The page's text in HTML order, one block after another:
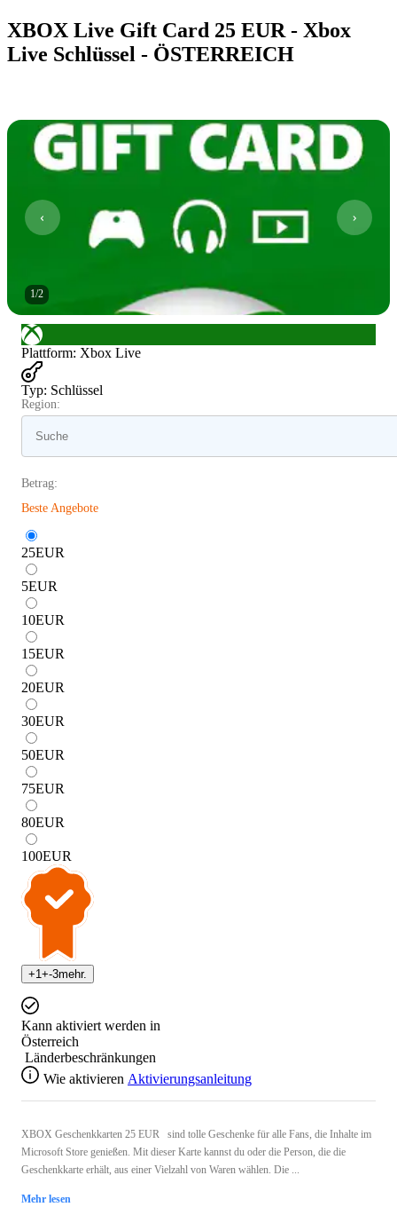
XBOX Live Gift Card 25 EUR - Xbox
Live Schlüssel - ÖSTERREICH
1/2
Plattform: Xbox Live
Typ: Schlüssel
Region:
Betrag:
Beste Angebote
25EUR
5EUR
10EUR
15EUR
20EUR
30EUR
50EUR
75EUR
80EUR
100EUR
+1+-3mehr.
Kann aktiviert werden in
Österreich
Länderbeschränkungen
Wie aktivieren Aktivierungsanleitung
XBOX Geschenkkarten 25 EUR sind tolle Geschenke für alle Fans, die Inhalte im
Microsoft Store genießen. Mit dieser Karte kannst du oder die Person, die die
Geschenkkarte erhält, aus einer Vielzahl von Waren wählen. Die ...
Mehr lesen